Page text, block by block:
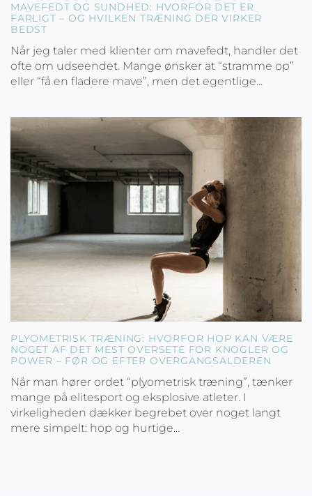
MAVEFEDT OG SUNDHED: HVORFOR DET ER
FARLIGT – OG HVILKEN TRÆNING DER VIRKER
BEDST
Når jeg taler med klienter om mavefedt, handler det
ofte om udseendet. Mange ønsker at “stramme op”
eller “få en fladere mave”, men det egentlige...
PLYOMETRISK TRÆNING: HVORFOR HOP KAN VÆRE
NOGET AF DET MEST OVERSETE FOR KNOGLER OG
POWER – FØR OG EFTER OVERGANGSALDEREN
Når man hører ordet “plyometrisk træning”, tænker
mange på elitesport og eksplosive atleter. I
virkeligheden dækker begrebet over noget langt
mere simpelt: hop og hurtige...